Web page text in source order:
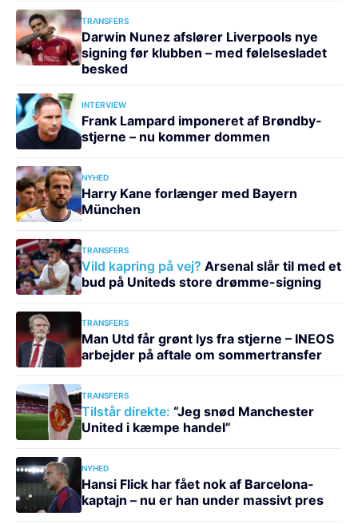
TRANSFERS
Darwin Nunez afslører Liverpools nye
signing før klubben – med følelsesladet
besked
INTERVIEW
Frank Lampard imponeret af Brøndby-
stjerne – nu kommer dommen
NYHED
Harry Kane forlænger med Bayern
München
TRANSFERS
Vild kapring på vej? Arsenal slår til med et
bud på Uniteds store drømme-signing
TRANSFERS
Man Utd får grønt lys fra stjerne – INEOS
arbejder på aftale om sommertransfer
TRANSFERS
Tilstår direkte: “Jeg snød Manchester
United i kæmpe handel”
NYHED
Hansi Flick har fået nok af Barcelona-
kaptajn – nu er han under massivt pres